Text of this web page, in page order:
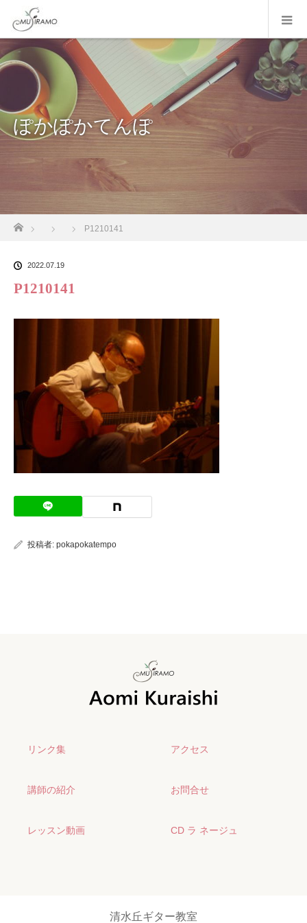
ぽかぽかてんぽ
P1210141
2022.07.19
P1210141
投稿者: pokapokatempo
リンク集 アクセス
講師の紹介 お問合せ
レッスン動画 CD ラ ネージュ
清水丘ギター教室